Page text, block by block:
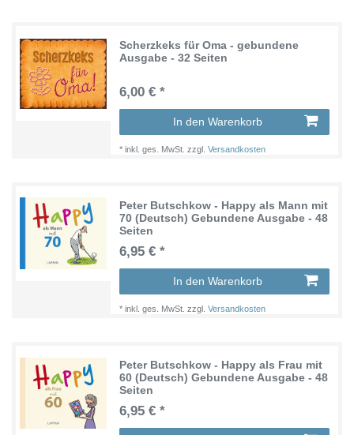
Scherzkeks für Oma - gebundene
Ausgabe - 32 Seiten
6,00 € *
In den Warenkorb
*inkl. ges. MwSt. zzgl.Versandkosten
Peter Butschkow - Happy als Mann mit
70 (Deutsch) Gebundene Ausgabe - 48
Seiten
6,95 € *
In den Warenkorb
*inkl. ges. MwSt. zzgl.Versandkosten
Peter Butschkow - Happy als Frau mit
60 (Deutsch) Gebundene Ausgabe - 48
Seiten
6,95 € *